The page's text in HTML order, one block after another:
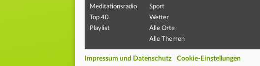
Meditationsradio
Top 40
Playlist
Sport
Wetter
Alle Orte
Alle Themen
Impressum und Datenschutz Cookie-Einstellungen